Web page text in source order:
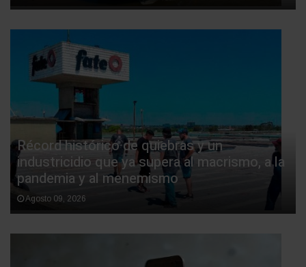
Récord histórico de quiebras y un
industricidio que ya supera al macrismo, a la
pandemia y al menemismo
Agosto 09, 2026